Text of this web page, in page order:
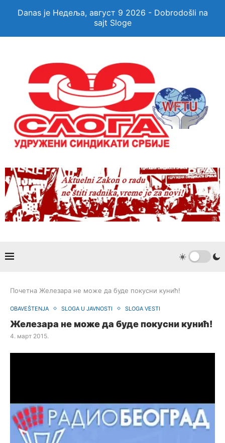
Danas je Недеља, август 9 2026 - Dobrodošli na
sajt Sloge
Почетна Железара не може да буде покусни кунић!
OBAVEŠTENJA SLOGA U JAVNOSTI SLOGA VESTI
Железара не може да буде покусни кунић!
4. март 2015.